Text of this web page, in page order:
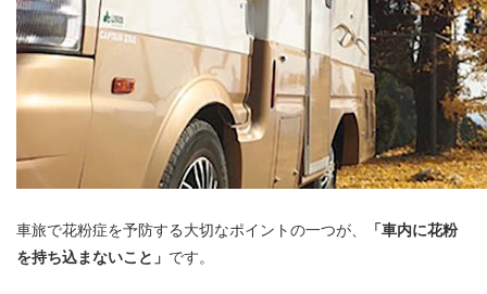
車旅で花粉症を予防する大切なポイントの一つが、
「車内に花粉
を持ち込まないこと」 です。